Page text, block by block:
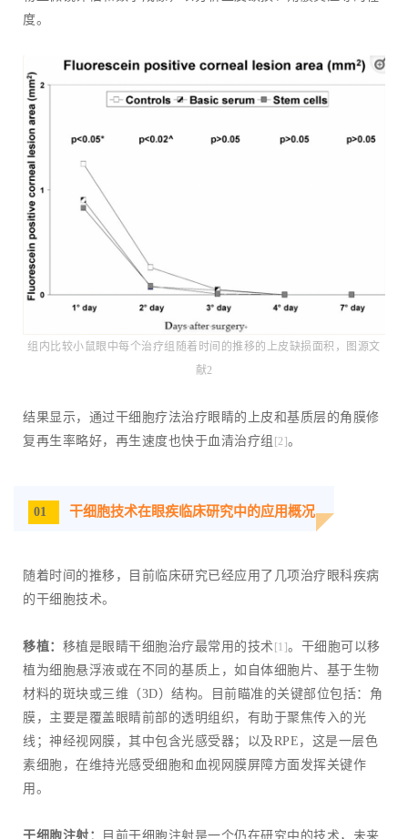
度。
组内比较小鼠眼中每个治疗组随着时间的推移的上皮缺损面积，
图源文
献2
结果显示，通过干细胞疗法治疗眼睛的上皮和基质层的角膜修
复再生率略好，再生速度也快于血清治疗组 [2]。
01 干细胞技术在眼疾临床研究中的应用概况
随着时间的推移，目前临床研究已经应用了几项治疗眼科疾病
的干细胞技术。
移植： 移植是眼睛干细胞治疗最常用的技术 [1]。干细胞可以移
植为细胞悬浮液或在不同的基质上，如自体细胞片、基于生物
材料的斑块或三维（3D）结构。目前瞄准的关键部位包括：角
膜，主要是覆盖眼睛前部的透明组织，有助于聚焦传入的光
线；神经视网膜，其中包含光感受器；以及RPE，这是一层色
素细胞，在维持光感受细胞和血视网膜屏障方面发挥关键作
用。
干细胞注射： 目前干细胞注射是一个仍在研究中的技术，未来